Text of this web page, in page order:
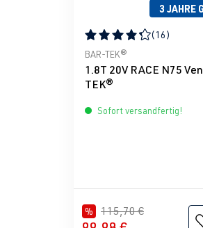
3 JAHRE
Durchschnittliche
(16)
BAR-TEK®
1.8T 20V RACE N75
TEK®
Sofort versandfertig!
% 115,70 €